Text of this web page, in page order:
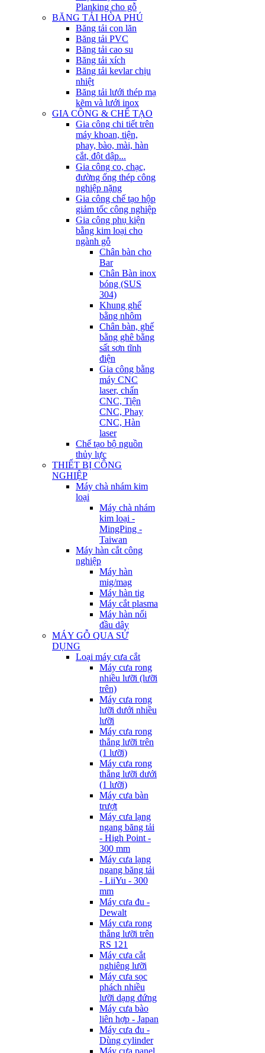
Planking cho gỗ
BĂNG TẢI HÒA PHÚ
Băng tải con lăn
Băng tải PVC
Băng tải cao su
Băng tải xích
Băng tải kevlar chịu
nhiệt
Băng tải lưới thép mạ
kẽm và lưới inox
GIA CÔNG & CHẾ TẠO
Gia công chi tiết trên
máy khoan, tiện,
phay, bào, mài, hàn
cắt, đột dập...
Gia công co, chạc,
đường ống thép công
nghiệp nặng
Gia công chế tạo hộp
giảm tốc công nghiệp
Gia công phụ kiện
bằng kim loại cho
ngành gỗ
Chân bàn cho
Bar
Chân Bàn inox
bóng (SUS
304)
Khung ghế
bằng nhôm
Chân bàn, ghế
bằng ghê bằng
sất sơn tĩnh
điện
Gia công bằng
máy CNC
laser, chấn
CNC, Tiện
CNC, Phay
CNC, Hàn
laser
Chế tạo bộ nguồn
thủy lực
THIẾT BỊ CÔNG
NGHIỆP
Máy chà nhám kim
loại
Máy chà nhám
kim loại -
MingPing -
Taiwan
Máy hàn cắt công
nghiệp
Máy hàn
mig/mag
Máy hàn tig
Máy cắt plasma
Máy hàn nối
đầu dây
MÁY GỖ QUA SỬ
DỤNG
Loại máy cưa cắt
Máy cưa rong
nhiều lưỡi (lưỡi
trên)
Máy cưa rong
lưỡi dưới nhiều
lưỡi
Máy cưa rong
thẳng lưỡi trên
(1 lưỡi)
Máy cưa rong
thẳng lưỡi dưới
(1 lưỡi)
Máy cưa bàn
trượt
Máy cưa lạng
ngang băng tải
- High Point -
300 mm
Máy cưa lạng
ngang băng tải
- LiiYu - 300
mm
Máy cưa đu -
Dewalt
Máy cưa rong
thẳng lưỡi trên
RS 121
Máy cưa cắt
nghiêng lưỡi
Máy cưa sọc
phách nhiều
lưỡi dạng đứng
Máy cưa bào
liên hợp - Japan
Máy cưa đu -
Dùng cylinder
Máy cưa panel